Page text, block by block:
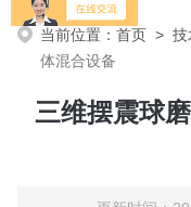
当前位置：首页 >技
体混合设备
三维摆震球